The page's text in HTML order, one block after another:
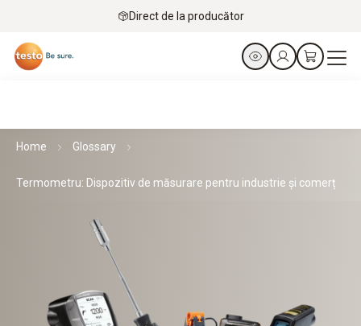
Direct de la producător
Home Glossary
Termometru: Dispozitiv de măsurare pentru industrie și comerț